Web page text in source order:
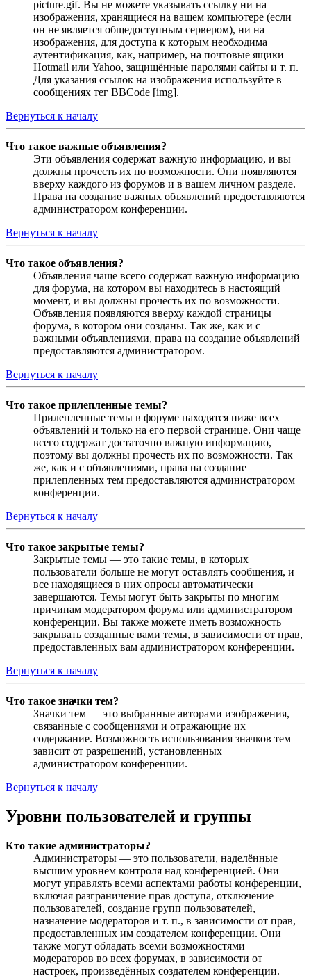
picture.gif. Вы не можете указывать ссылку ни на
изображения, хранящиеся на вашем компьютере (если
он не является общедоступным сервером), ни на
изображения, для доступа к которым необходима
аутентификация, как, например, на почтовые ящики
Hotmail или Yahoo, защищённые паролями сайты и т. п.
Для указания ссылок на изображения используйте в
сообщениях тег BBCode [img].
Вернуться к началу
Что такое важные объявления?
Эти объявления содержат важную информацию, и вы
должны прочесть их по возможности. Они появляются
вверху каждого из форумов и в вашем личном разделе.
Права на создание важных объявлений предоставляются
администратором конференции.
Вернуться к началу
Что такое объявления?
Объявления чаще всего содержат важную информацию
для форума, на котором вы находитесь в настоящий
момент, и вы должны прочесть их по возможности.
Объявления появляются вверху каждой страницы
форума, в котором они созданы. Так же, как и с
важными объявлениями, права на создание объявлений
предоставляются администратором.
Вернуться к началу
Что такое прилепленные темы?
Прилепленные темы в форуме находятся ниже всех
объявлений и только на его первой странице. Они чаще
всего содержат достаточно важную информацию,
поэтому вы должны прочесть их по возможности. Так
же, как и с объявлениями, права на создание
прилепленных тем предоставляются администратором
конференции.
Вернуться к началу
Что такое закрытые темы?
Закрытые темы — это такие темы, в которых
пользователи больше не могут оставлять сообщения, и
все находящиеся в них опросы автоматически
завершаются. Темы могут быть закрыты по многим
причинам модератором форума или администратором
конференции. Вы также можете иметь возможность
закрывать созданные вами темы, в зависимости от прав,
предоставленных вам администратором конференции.
Вернуться к началу
Что такое значки тем?
Значки тем — это выбранные авторами изображения,
связанные с сообщениями и отражающие их
содержание. Возможность использования значков тем
зависит от разрешений, установленных
администратором конференции.
Вернуться к началу
Уровни пользователей и группы
Кто такие администраторы?
Администраторы — это пользователи, наделённые
высшим уровнем контроля над конференцией. Они
могут управлять всеми аспектами работы конференции,
включая разграничение прав доступа, отключение
пользователей, создание групп пользователей,
назначение модераторов и т. п., в зависимости от прав,
предоставленных им создателем конференции. Они
также могут обладать всеми возможностями
модераторов во всех форумах, в зависимости от
настроек, произведённых создателем конференции.